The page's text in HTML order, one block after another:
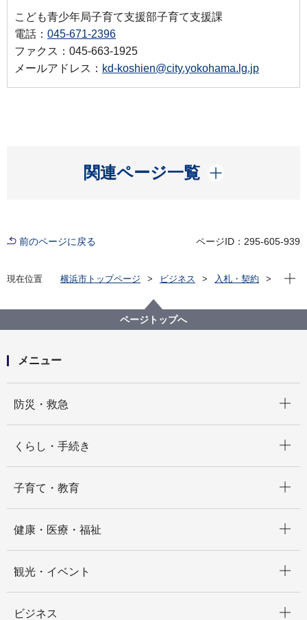
こども青少年局子育て支援部子育て支援課
電話： 045-671-2396
ファクス：045-663-1925
メールアドレス： kd-koshien@city.yokohama.lg.jp
関連ページ一覧
開く
前のページに戻る ページID：295-605-939
現在位置 横浜市トップページ ビジネス
入札・契約
【入札結果掲載(不調)】【公募型指名競争入札】横浜市
保育所等における給食食材の放射性物質測定業務委託
現在
ページトップへ
メニュー
防災・救急
くらし・手続き
子育て・教育
健康・医療・福祉
観光・イベント
ビジネス